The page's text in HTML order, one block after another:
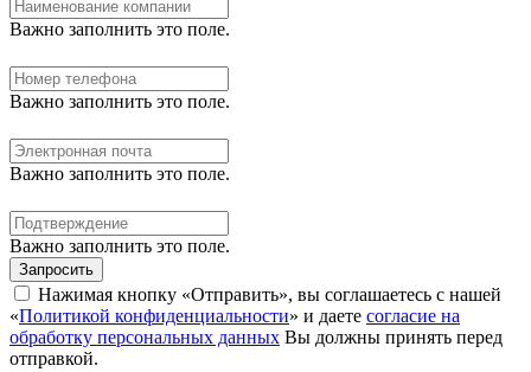
Важно заполнить это поле.
Важно заполнить это поле.
Важно заполнить это поле.
Важно заполнить это поле.
Запросить
Нажимая кнопку «Отправить», вы соглашаетесь с нашей
«Политикой конфиденциальности» и даете согласие на
обработку персональных данных Вы должны принять перед
отправкой.